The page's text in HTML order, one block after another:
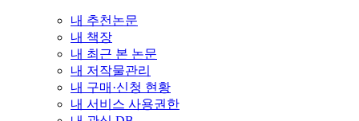
내 추천논문
내 책장
내 최근 본 논문
내 저작물관리
내 구매·신청 현황
내 서비스 사용권한